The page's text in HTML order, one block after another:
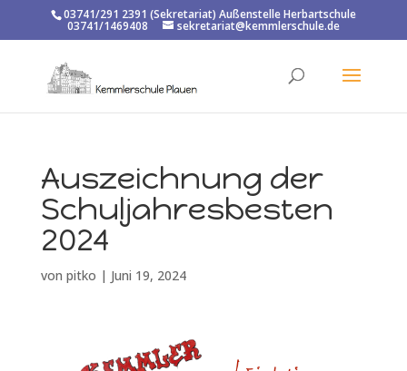
03741/291 2391 (Sekretariat) Außenstelle Herbartschule
03741/1469408 sekretariat@kemmlerschule.de
Auszeichnung der
Schuljahresbesten
2024
von pitko | Juni 19, 2024